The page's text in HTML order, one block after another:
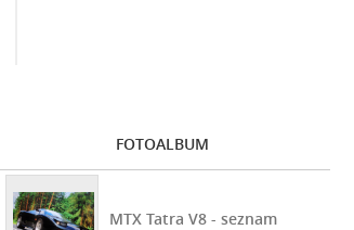
FOTOALBUM
MTX Tatra V8 - seznam